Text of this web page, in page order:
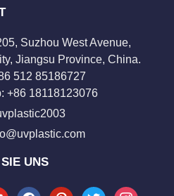
Suzhou West Avenue,
Jiangsu Province, China.
512 85186727
+86 18118123076
UNS